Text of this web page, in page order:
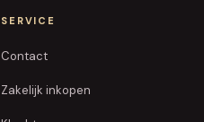
SERVICE
Contact
Zakelijk inkopen